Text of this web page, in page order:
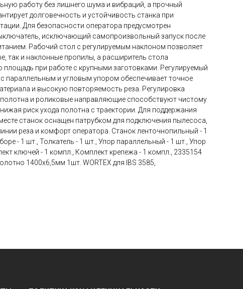
работу без лишнего шума и вибраций, а прочный
долговечность и устойчивость станка при
Для безопасности оператора предусмотрен
исключающий самопроизвольный запуск после
Рабочий стол с регулируемым наклоном позволяет
так и наклонные пропилы, а расширитель стола
площадь при работе с крупными заготовками. Регулируемый
с параллельным и угловым упором обеспечивает точное
и высокую повторяемость реза. Регулировка
и роликовые направляющие способствуют чистому
риск ухода полотна с траектории. Для поддержания
станок оснащен патрубком для подключения пылесоса,
реза и комфорт оператора. Станок ленточнопильный - 1
- 1 шт., Толкатель - 1 шт., Упор параллельный - 1 шт., Упор
ключей - 1 компл., Комплект крепежа - 1 компл., 2335154
1400х6,5мм 1шт. WORTEX для IBS 3585,